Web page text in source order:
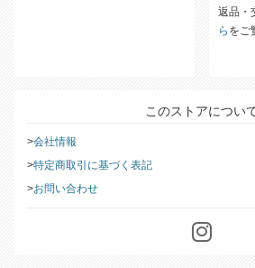
返品・
ら をご
このストアについ
会社情報
特定商取引に基づく表記
お問い合わせ